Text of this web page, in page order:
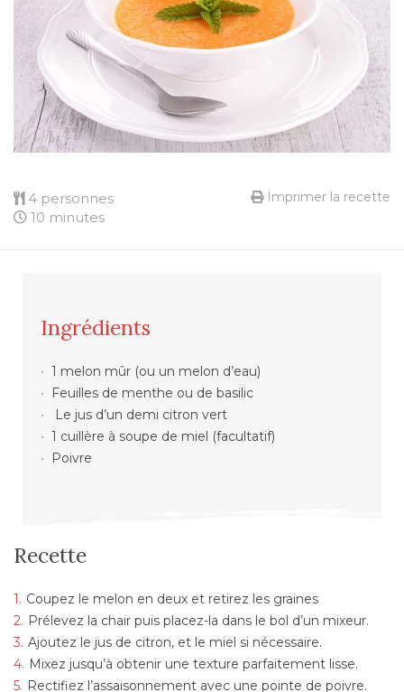
4 personnes
10 minutes
Imprimer la recette
Ingrédients
1 melon mûr (ou un melon d’eau)
Feuilles de menthe ou de basilic
Le jus d’un demi citron vert
1 cuillère à soupe de miel (facultatif)
Poivre
Recette
Coupez le melon en deux et retirez les graines
Prélevez la chair puis placez-la dans le bol d’un mixeur.
Ajoutez le jus de citron, et le miel si nécessaire.
Mixez jusqu’à obtenir une texture parfaitement lisse.
Rectifiez l’assaisonnement avec une pointe de poivre.